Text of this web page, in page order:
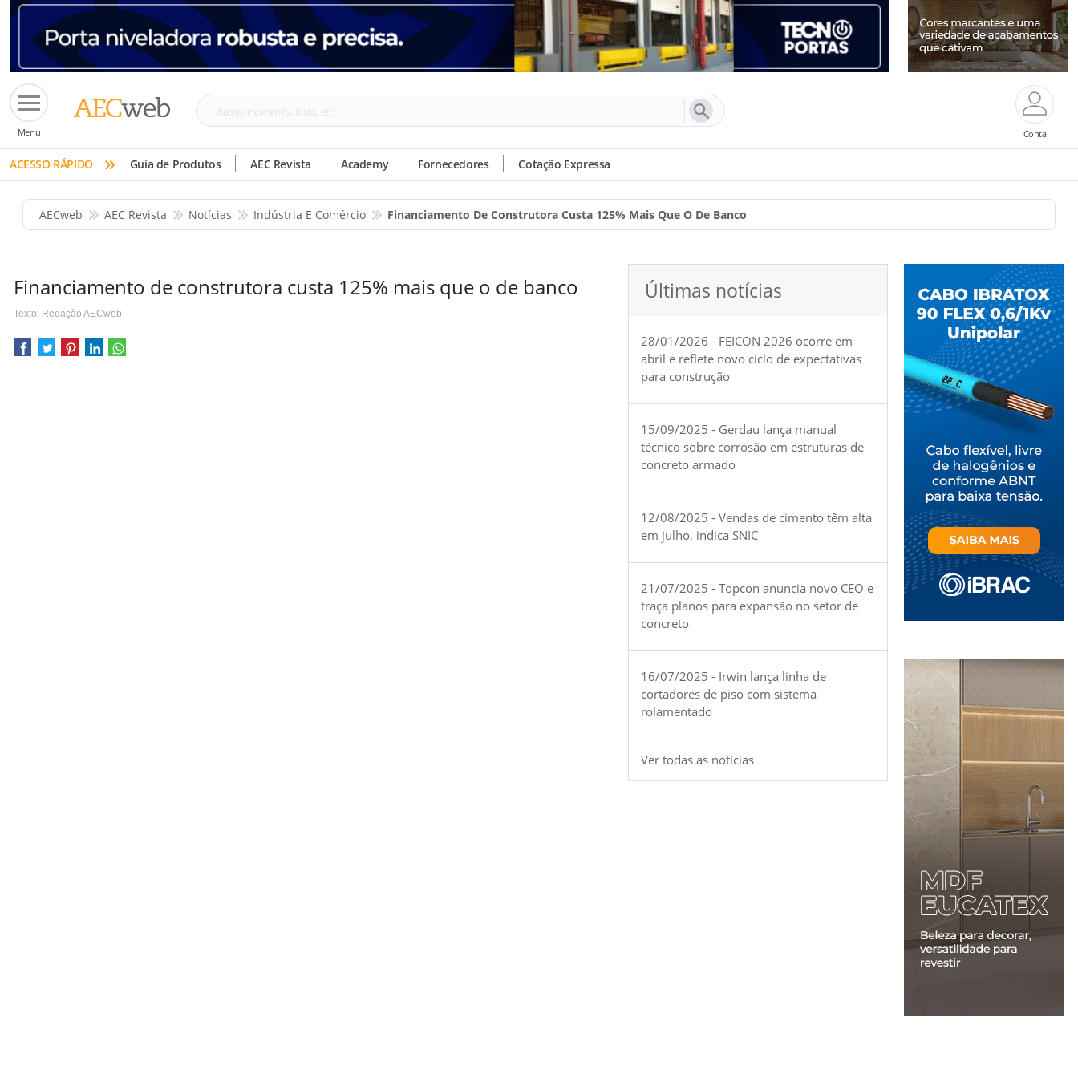
Menu
Busque
tinta,
etc
Conta
ACESSO RÁPIDO » Guia de Produtos AEC Revista Academy Fornecedores Cotação Expressa
AECweb AEC Revista Notícias Indústria E Comércio Financiamento De Construtora Custa 125% Mais Que O De Banco
Financiamento de construtora custa 125% mais que o de banco
Texto: Redação AECweb
Últimas notícias
28/01/2026 - FEICON 2026 ocorre em
abril e reflete novo ciclo de expectativas
para construção
15/09/2025 - Gerdau lança manual
técnico sobre corrosão em estruturas de
concreto armado
12/08/2025 - Vendas de cimento têm alta
em julho, indica SNIC
21/07/2025 - Topcon anuncia novo CEO e
traça planos para expansão no setor de
concreto
16/07/2025 - Irwin lança linha de
cortadores de piso com sistema
rolamentado
Ver todas as notícias